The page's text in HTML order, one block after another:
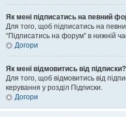
Як мені підписатись на певний
Для того, щоб підписатись на
“Підписатись на форум” в нижній
Догори
Як мені відмовитись від підписки?
Для того, щоб відмовитись від
керування у розділ Підписки.
Догори